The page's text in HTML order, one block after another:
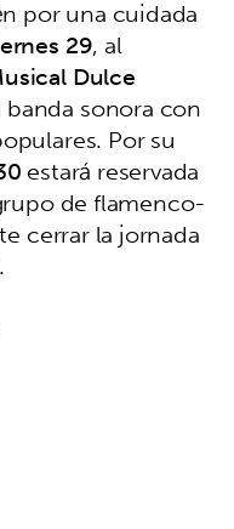
por una cuidada
29, al
Dulce
sonora con
Por su
estará reservada
de flamenco-
cerrar la jornada